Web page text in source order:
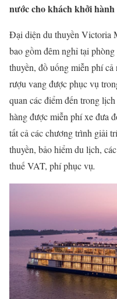
nước cho khách khởi hành
Đại diện du thuyền Victoria
bao gồm đêm nghỉ tại
thuyền, đồ uống miễn phí
rượu vang được phục vụ
quan các điểm đến trong
hàng được miễn phí xe đưa
tất cả các chương trình giải
thuyền, bảo hiểm du lịch,
thuế VAT, phí phục vụ.